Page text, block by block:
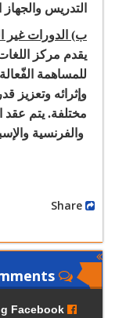
التدريس والجهاز
ب) الدورات غير
يقدم مركز
للمساهمة
وإثرائه وتعزيز
مختلفة. يتم عقد
والفرنسية